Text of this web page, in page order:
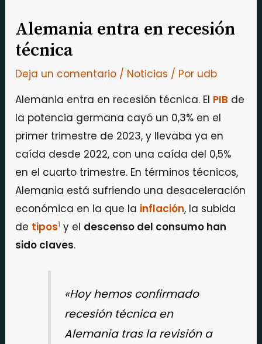
Alemania entra en recesión
técnica
Deja un comentario / Noticias / Por udb
Alemania entra en recesión técnica. El PIB de
la potencia germana cayó un 0,3% en el
primer trimestre de 2023, y llevaba ya en
caída desde 2022, con una caída del 0,5%
en el cuarto trimestre. En términos técnicos,
Alemania está sufriendo una desaceleración
económica en la que la inflación, la subida
de tipos1 y el descenso del consumo han
sido claves.
«Hoy hemos confirmado
recesión técnica en
Alemania tras la revisión a